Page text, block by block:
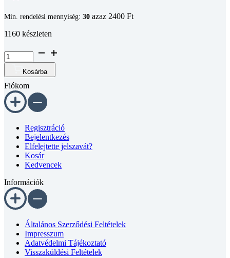
belső
kulcsnyílású
csavar
DIN
7380
10.9
horganyzott
M6x60
mennyiség
Kosárba
Fiókom
Bejelentkezés
Elfelejtette jelszavát?
Kosár
Kedvencek
Impresszum
Adatvédelmi Tájékoztató
Visszaküldési Feltételek
Szállitási Információk